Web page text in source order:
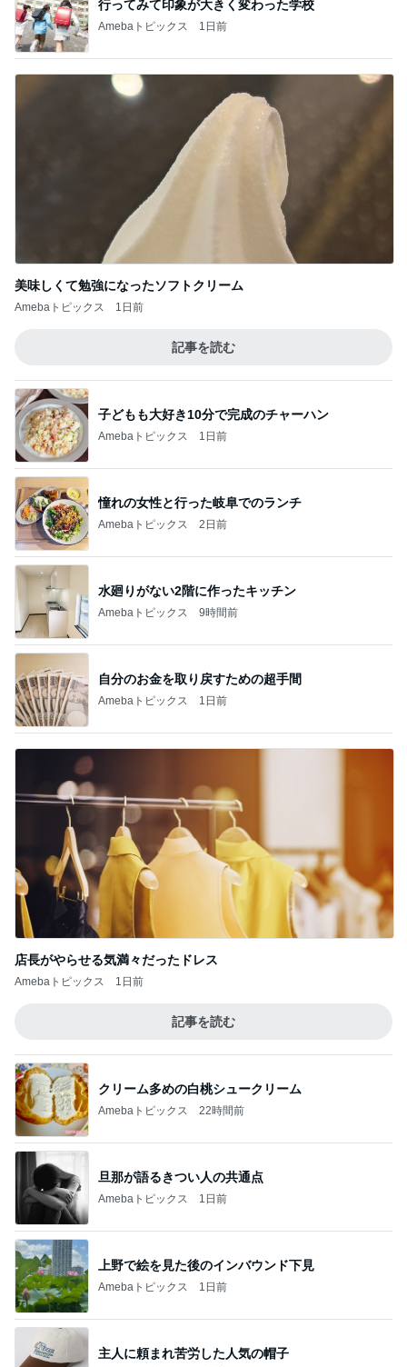
行ってみて印象が大きく変わった学校
Amebaトピックス 1日前
美味しくて勉強になったソフトクリーム
Amebaトピックス 1日前
記事を読む
子どもも大好き10分で完成のチャーハン
Amebaトピックス 1日前
憧れの女性と行った岐阜でのランチ
Amebaトピックス 2日前
水廻りがない2階に作ったキッチン
Amebaトピックス 9時間前
自分のお金を取り戻すための超手間
Amebaトピックス 1日前
店長がやらせる気満々だったドレス
Amebaトピックス 1日前
記事を読む
クリーム多めの白桃シュークリーム
Amebaトピックス 22時間前
旦那が語るきつい人の共通点
Amebaトピックス 1日前
上野で絵を見た後のインバウンド下見
Amebaトピックス 1日前
主人に頼まれ苦労した人気の帽子